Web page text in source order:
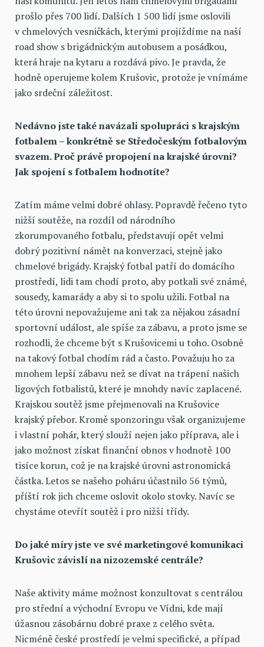
prošlo přes 700 lidí. Dalších 1 500 lidí jsme oslovili
v chmelových vesničkách, kterými projíždíme na naší
road show s brigádnickým autobusem a posádkou,
která hraje na kytaru a rozdává pivo. Je pravda, že
hodně operujeme kolem Krušovic, protože je vnímáme
jako srdeční záležitost.
Nedávno jste také navázali spolupráci s krajským
fotbalem – konkrétně se Středočeským fotbalovým
svazem. Proč právě propojení na krajské úrovni?
Jak spojení s fotbalem hodnotíte?
Zatím máme velmi dobré ohlasy. Popravdě řečeno tyto
nižší soutěže, na rozdíl od národního
zkorumpovaného fotbalu, představují opět velmi
dobrý pozitivní námět na konverzaci, stejně jako
chmelové brigády. Krajský fotbal patří do domácího
prostředí, lidi tam chodí proto, aby potkali své známé,
sousedy, kamarády a aby si to spolu užili. Fotbal na
této úrovni nepovažujeme ani tak za nějakou zásadní
sportovní událost, ale spíše za zábavu, a proto jsme se
rozhodli, že chceme být s Krušovicemi u toho. Osobně
na takový fotbal chodím rád a často. Považuju ho za
mnohem lepší zábavu než se dívat na trápení našich
ligových fotbalistů, které je mnohdy navíc zaplacené.
Krajskou soutěž jsme přejmenovali na Krušovice
krajský přebor. Kromě sponzoringu však organizujeme
i vlastní pohár, který slouží nejen jako příprava, ale i
jako možnost získat finanční obnos v hodnotě 100
tisíce korun, což je na krajské úrovni astronomická
částka. Letos se našeho poháru účastnilo 56 týmů,
příští rok jich chceme oslovit okolo stovky. Navíc se
chystáme otevřít soutěž i pro nižší třídy.
Do jaké míry jste ve své marketingové komunikaci
Krušovic závislí na nizozemské centrále?
Naše aktivity máme možnost konzultovat s centrálou
pro střední a východní Evropu ve Vídni, kde mají
úžasnou zásobárnu dobré praxe z celého světa.
Nicméně české prostředí je velmi specifické, a případ